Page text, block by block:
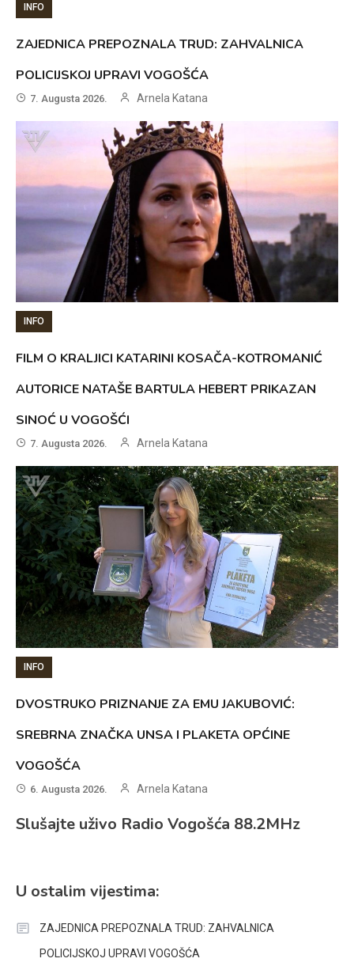
INFO
ZAJEDNICA PREPOZNALA TRUD: ZAHVALNICA
POLICIJSKOJ UPRAVI VOGOŠĆA
7. Augusta 2026. Arnela Katana
INFO
FILM O KRALJICI KATARINI KOSAČA-KOTROMANIĆ
AUTORICE NATAŠE BARTULA HEBERT PRIKAZAN
SINOĆ U VOGOŠĆI
7. Augusta 2026. Arnela Katana
INFO
DVOSTRUKO PRIZNANJE ZA EMU JAKUBOVIĆ:
SREBRNA ZNAČKA UNSA I PLAKETA OPĆINE
VOGOŠĆA
6. Augusta 2026. Arnela Katana
Slušajte uživo Radio Vogošća 88.2MHz
U ostalim vijestima:
ZAJEDNICA PREPOZNALA TRUD: ZAHVALNICA
POLICIJSKOJ UPRAVI VOGOŠĆA